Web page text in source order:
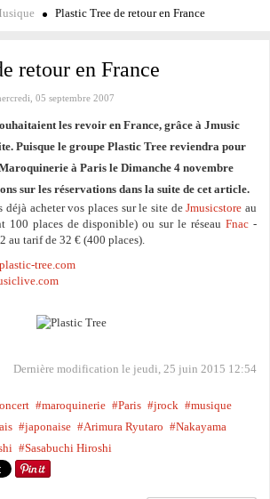
Plastic Tree de retour en France
retour en France
05 septembre 2007
les revoir en France, grâce à Jmusic
Puisque le groupe Plastic Tree reviendra pour
à Paris le Dimanche 4 novembre
sur les réservations dans la suite de cet article.
déjà acheter vos places sur le site deJmusicstore au
100 places de disponible) ou sur le réseauFnac -
au tarif de 32 € (400 places).
plastic-tree.com
Dernière modification le jeudi, 25 juin 2015 12:54
maroquinerie Paris jrock
musique
japonaise Arimura Ryutaro
Nakayama
Sasabuchi Hiroshi